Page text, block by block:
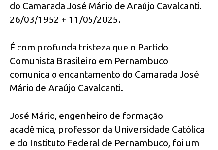
do Camarada José Mário de Araújo Cavalcanti.
26/03/1952 + 11/05/2025.
É com profunda tristeza que o Partido
Comunista Brasileiro em Pernambuco
comunica o encantamento do Camarada José
Mário de Araújo Cavalcanti.
José Mário, engenheiro de formação
acadêmica, professor da Universidade Católica
e do Instituto Federal de Pernambuco, foi um